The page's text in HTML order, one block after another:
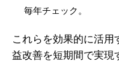
毎年チェック。
これらを効果的に活用
益改善を短期間で実現